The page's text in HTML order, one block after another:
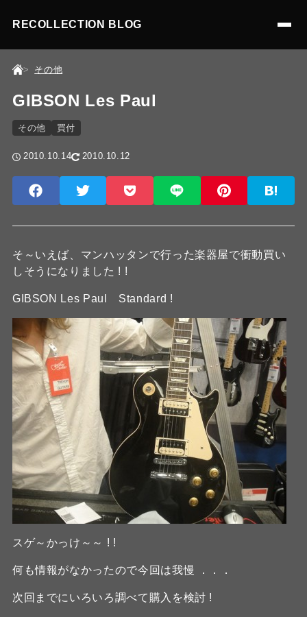
RECOLLECTION BLOG
その他
GIBSON Les Paul
その他 買付
2010.10.14 2010.10.12
そ～いえば、マンハッタンで行った楽器屋で衝動買い
しそうになりました ! !
GIBSON Les Paul Standard !
スゲ～かっけ～～ ! !
何も情報がなかったので今回は我慢 ．．．
次回までにいろいろ調べて購入を検討 !